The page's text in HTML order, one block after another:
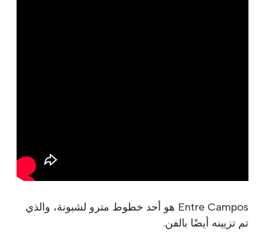
Entre Campos هو أحد خطوط مترو لشبونة، والذي
تم تزيينه أيضًا بالفن.